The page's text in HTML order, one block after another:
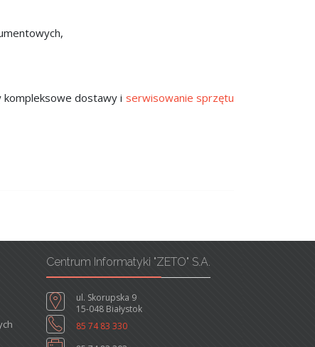
kompleksowe dostawy i serwisowanie sprzętu
Centrum Informatyki "ZETO" S.A.
ul. Skorupska 9
15-048 Białystok
85 74 83 330